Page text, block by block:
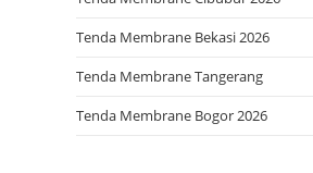
Tenda Membrane Bekasi 2026
Tenda Membrane Tangerang
Tenda Membrane Bogor 2026